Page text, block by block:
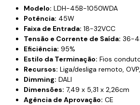
Modelo: LDH-45B-1050WDA
Potência: 45W
Faixa de Entrada: 18-32VCC
Tensão e Corrente de Saída: 36-
Eficiência: 95%
Estilo da Terminação: Fios
Recursos: Liga/desliga remoto,
Dimming: DALI
Dimensões: 7,49 x 5,31 x 2,26cm
Agência de Aprovação: CE